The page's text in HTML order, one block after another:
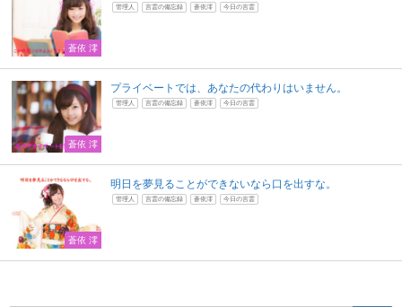
蒼依 澪
管理人 言霊の備忘録 蒼依澪 今日の言霊
蒼依 澪
プライベートでは、あなたの代わりはいません。
管理人 言霊の備忘録 蒼依澪 今日の言霊
蒼依 澪
明日を夢見ることができないなら口を出すな。
管理人 言霊の備忘録 蒼依澪 今日の言霊